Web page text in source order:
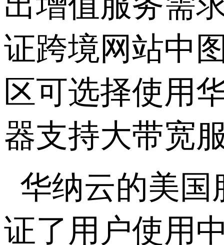
证跨境网站中
区可选择使用
器支持大带宽
华纳云的美国
证了用户使用